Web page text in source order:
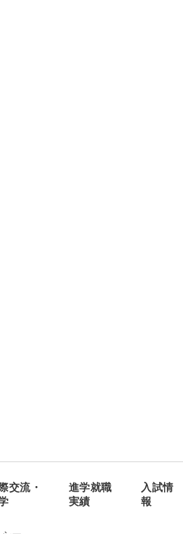
交流・
進学就職
実績
入試情
報